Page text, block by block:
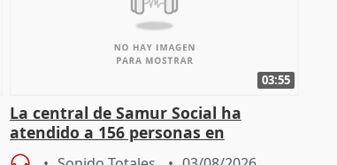
03:55
La central de Samur Social ha
atendido a 156 personas en
situación de calle durante Campaña